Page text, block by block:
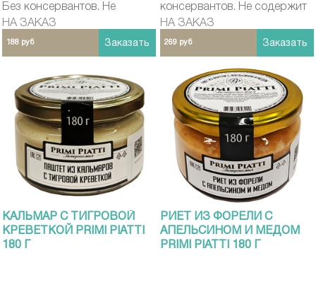
Без консервантов. Не
содержит ГМО
НА ЗАКАЗ
188 руб Заказать
консервантов. Не содержит
ГМО
НА ЗАКАЗ
269 руб Заказать
КАЛЬМАР С ТИГРОВОЙ
КРЕВЕТКОЙ PRIMI PIATТI
180 Г
РИЕТ ИЗ ФОРЕЛИ С
АПЕЛЬСИНОМ И МЕДОМ
PRIMI PIATTI 180 Г